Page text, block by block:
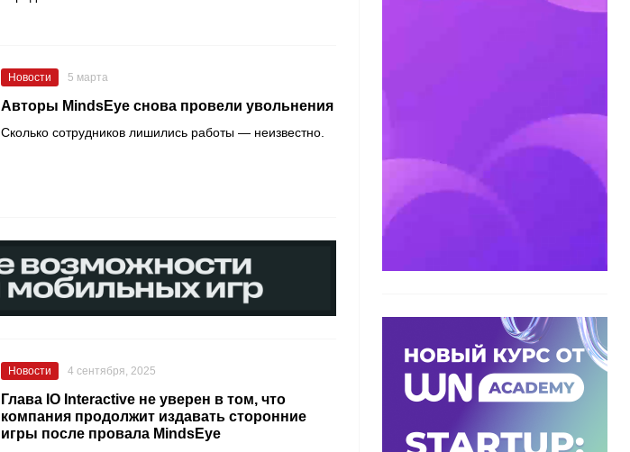
Новости 5 марта
Авторы MindsEye снова провели увольнения
Сколько сотрудников лишились работы — неизвестно.
Новости 4 сентября, 2025
Глава IO Interactive не уверен в том, что
компания продолжит издавать сторонние
игры после провала MindsEye